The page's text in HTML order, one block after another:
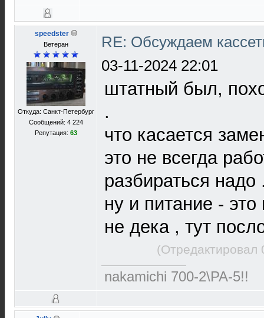
speedster
Ветеран
Откуда: Санкт-Петербург
Сообщений: 4 224
Репутация: 63
RE: Обсуждаем
03-11-2024 22:01
штатный был,
.
что касается
это не всегда
разбираться надо
ну и питание -
не дека , тут
nakamichi 700-2\PA-5!!